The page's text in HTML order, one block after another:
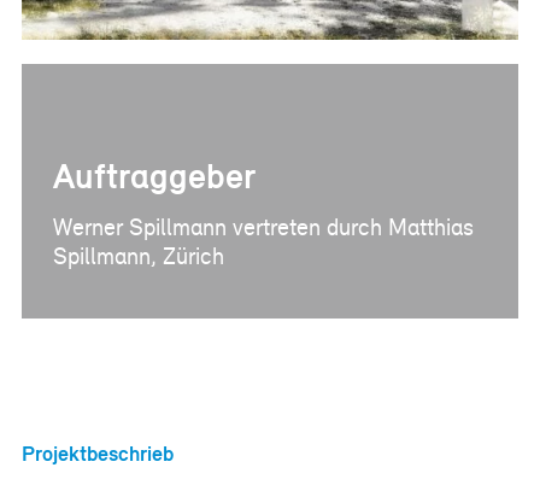
News
Projektbeschrieb
Auftraggeber
Werner Spillmann vertreten durch Matthias
Spillmann, Zürich